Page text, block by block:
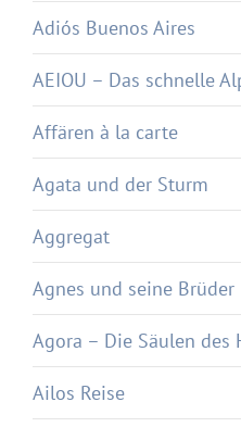
Adiós Buenos Aires
AEIOU – Das schnelle
Affären à la carte
Agata und der Sturm
Aggregat
Agnes und seine Brüder
Agora – Die Säulen des
Ailos Reise